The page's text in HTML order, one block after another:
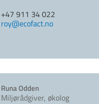
+47 911 34 022
roy@ecofact.no
Runa Odden
Miljørådgiver, økolog